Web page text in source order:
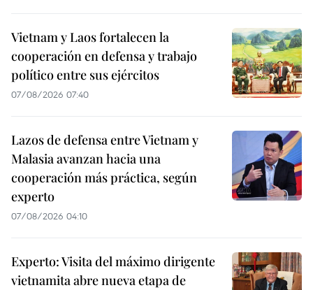
Vietnam y Laos fortalecen la
cooperación en defensa y trabajo
político entre sus ejércitos
07/08/2026 07:40
Lazos de defensa entre Vietnam y
Malasia avanzan hacia una
cooperación más práctica, según
experto
07/08/2026 04:10
Experto: Visita del máximo dirigente
vietnamita abre nueva etapa de